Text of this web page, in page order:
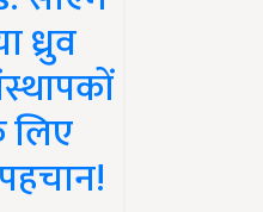
ध्रुव
लिए